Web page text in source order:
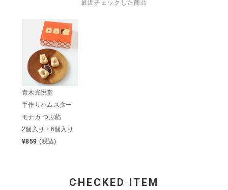
最近チェックした商品
青木光悦堂
手作りハムスター
モナカ つぶ餡
2個入り・6個入り
¥859 (税込)
CHECKED ITEM